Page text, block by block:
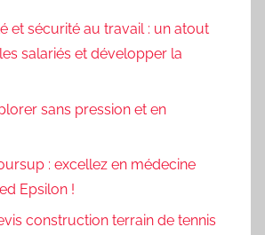
et sécurité au travail : un atout
salariés et développer la
sans pression et en
: excellez en médecine
Epsilon !
construction terrain de tennis